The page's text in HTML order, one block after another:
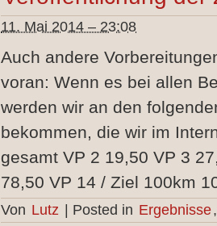
11. Mai 2014 – 23:08
Auch andere
voran: Wenn es bei allen
werden wir an den
bekommen, die wir im
gesamt VP 2 19,50 VP 3
78,50 VP 14 / Ziel 100km
Von Lutz Posted in Ergebnisse